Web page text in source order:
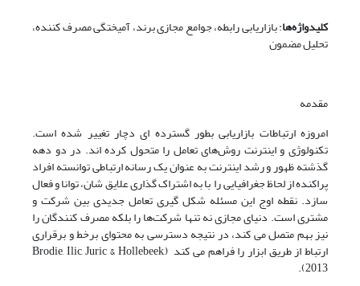
کلیدواژه‌ها: بازاریابی رابطه، جوامع مجازی برند، آمیختگی مصرف کننده،
تحلیل مضمون
مقدمه
امروزه ارتباطات بازاریابی بطور گسترده ای دچار تغییر شده است.
تکنولوژی و اینترنت روش‌های تعامل را متحول کرده اند. در دو دهه
گذشته ظهور و رشد اینترنت به عنوان یک رسانه ارتباطی توانسته افراد
پراکنده از لحاظ جغرافیایی را با به اشتراک گذاری علایق شان، توانا و فعال
سازد. نقطه اوج این مسئله شکل گیری تعامل جدیدی بین شرکت و
مشتری است. دنیای مجازی نه تنها شرکت‌ها را بلکه مصرف کنندگان را
نیز بهم متصل می کند، در نتیجه دسترسی به محتوای برخط و برقراری
ارتباط از طریق ابزار را فراهم می کند (Brodie, Ilic, Juric & Hollebeek,
2013).